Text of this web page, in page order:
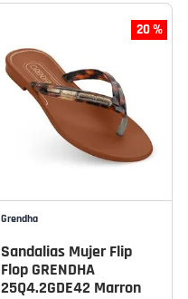
20 %
Grendha
Sandalias Mujer Flip
Flop GRENDHA
25Q4.2GDE42 Marron